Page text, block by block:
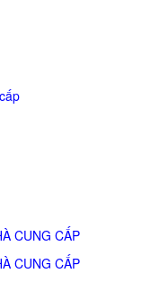
CUNG CẤP
CUNG CẤP